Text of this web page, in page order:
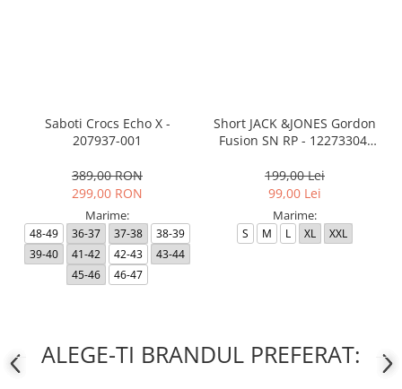
Saboti Crocs Echo X -
207937-001
389,00 RON
299,00 RON
Marime:
48-49 36-37 37-38
38-39
39-40
41-42 42-43
43-44
45-46
46-47
Short JACK &JONES Gordon
Fusion SN RP - 12273304-
199,00 Lei
99,00 Lei
Marime:
S M L XL XXL
ALEGE-TI BRANDUL PREFERAT: